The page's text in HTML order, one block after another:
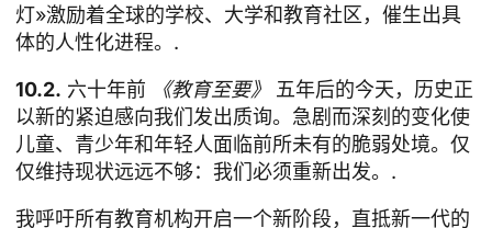
灯»激励着全球的学校、大学和教育社区，催生出具
体的人性化进程。.
10.2. 六十年前 《教育至要》
五年后的今天，历史正
以新的紧迫感向我们发出质询。急剧而深刻的变化使
儿童、青少年和年轻人面临前所未有的脆弱处境。仅
仅维持现状远远不够：我们必须重新出发。.
我呼吁所有教育机构开启一个新阶段，直抵新一代的